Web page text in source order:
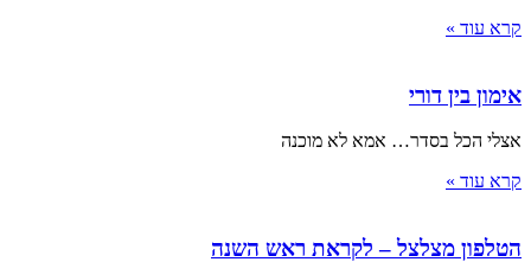
קרא עוד »
אימון בין דורי
אצלי הכל בסדר… אמא לא מוכנה
קרא עוד »
הטלפון מצלצל – לקראת ראש השנה